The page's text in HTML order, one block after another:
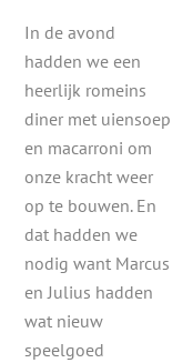
In de avond
hadden we een
heerlijk romeins
diner met uiensoep
en macarroni om
onze kracht weer
op te bouwen. En
dat hadden we
nodig want Marcus
en Julius hadden
wat nieuw
speelgoed